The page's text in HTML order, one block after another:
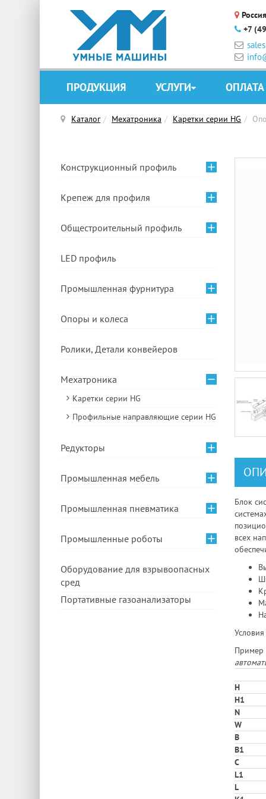
+7
ПРОДУКЦИЯ УСЛУГИ ОПЛАТА
Каталог Мехатроника Каретки серии HG
Блок
всех
Пример
H
H1
N
W
В
B1
C
L1
L
Конструкционный профиль
Крепеж для профиля
Общестроительный профиль
LED профиль
Промышленная фурнитура
Опоры и колеса
Ролики, Детали конвейеров
Мехатроника
Каретки серии HG
Профильные направляющие серии HG
Редукторы
Промышленная мебель
Промышленная пневматика
Промышленные роботы
Оборудование для взрывоопасных
сред
Портативные газоанализаторы